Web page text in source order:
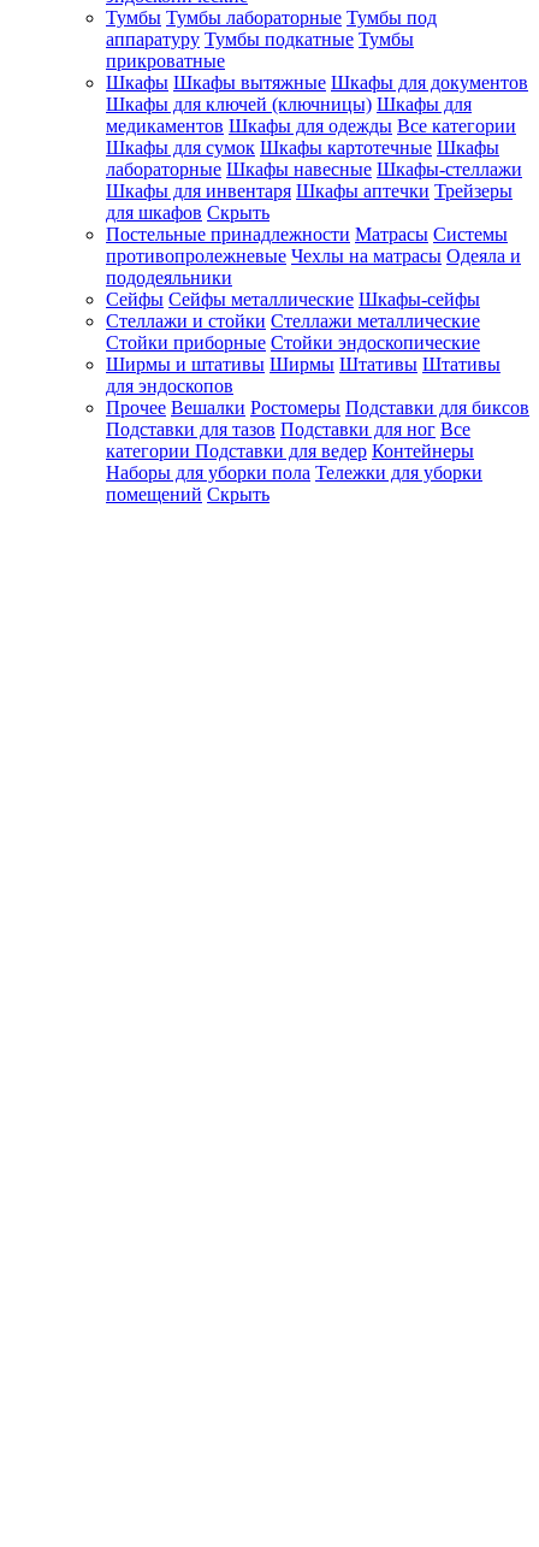
Тумбы Тумбы лабораторные Тумбы под
аппаратуру Тумбы подкатные Тумбы
прикроватные
Шкафы Шкафы вытяжные Шкафы для документов
Шкафы для ключей (ключницы) Шкафы для
медикаментов Шкафы для одежды Все категории
Шкафы для сумок Шкафы картотечные Шкафы
лабораторные Шкафы навесные Шкафы-стеллажи
Шкафы для инвентаря Шкафы аптечки Трейзеры
для шкафов Скрыть
Постельные принадлежности Матрасы Системы
противопролежневые Чехлы на матрасы Одеяла и
пододеяльники
Сейфы Сейфы металлические Шкафы-сейфы
Стеллажи и стойки Стеллажи металлические
Стойки приборные Стойки эндоскопические
Ширмы и штативы Ширмы Штативы Штативы
для эндоскопов
Прочее Вешалки Ростомеры Подставки для биксов
Подставки для тазов Подставки для ног Все
категории Подставки для ведер Контейнеры
Наборы для уборки пола Тележки для уборки
помещений Скрыть